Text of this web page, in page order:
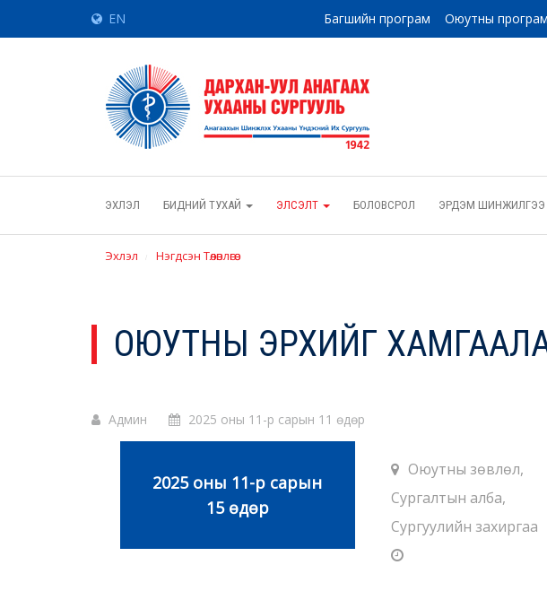
EN Багшийн програм Оюутны програм
ЭХЛЭЛ БИДНИЙ ТУХАЙ ЭЛСЭЛТ БОЛОВСРОЛ ЭРДЭМ ШИНЖИЛГЭЭ
Эхлэл Нэгдсэн Төлөвлөгөө
ОЮУТНЫ ЭРХИЙГ ХАМГААЛАХ
Админ 2025 оны 11-р сарын 11 өдөр
2025 оны 11-р сарын
15 өдөр
Оюутны зөвлөл,
Сургалтын алба,
Сургуулийн захиргаа